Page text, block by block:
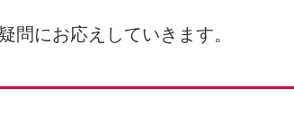
問にお応えしていきます。